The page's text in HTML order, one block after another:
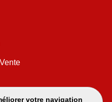
votre navigation